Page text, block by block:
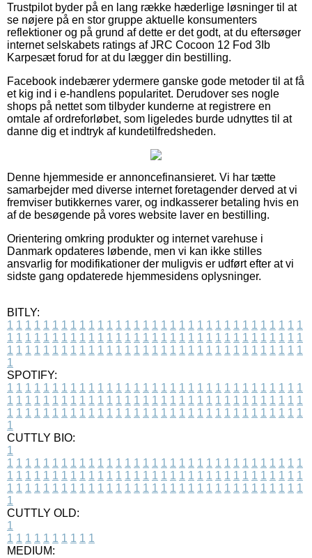
Trustpilot byder på en lang række hæderlige løsninger til at
se nøjere på en stor gruppe aktuelle konsumenters
reflektioner og på grund af dette er det godt, at du eftersøger
internet selskabets ratings af JRC Cocoon 12 Fod 3Ib
Karpesæt forud for at du lægger din bestilling.
Facebook indebærer ydermere ganske gode metoder til at få
et kig ind i e-handlens popularitet. Derudover ses nogle
shops på nettet som tilbyder kunderne at registrere en
omtale af ordreforløbet, som ligeledes burde udnyttes til at
danne dig et indtryk af kundetilfredsheden.
Denne hjemmeside er annoncefinansieret. Vi har tætte
samarbejder med diverse internet foretagender derved at vi
fremviser butikkernes varer, og indkasserer betaling hvis en
af de besøgende på vores website laver en bestilling.
Orientering omkring produkter og internet varehuse i
Danmark opdateres løbende, men vi kan ikke stilles
ansvarlig for modifikationer der muligvis er udført efter at vi
sidste gang opdaterede hjemmesidens oplysninger.
BITLY:
1 1 1 1 1 1 1 1 1 1 1 1 1 1 1 1 1 1 1 1 1 1 1 1 1 1 1 1 1 1 1 1 1
1 1 1 1 1 1 1 1 1 1 1 1 1 1 1 1 1 1 1 1 1 1 1 1 1 1 1 1 1 1 1 1 1
1 1 1 1 1 1 1 1 1 1 1 1 1 1 1 1 1 1 1 1 1 1 1 1 1 1 1 1 1 1 1 1 1
1
SPOTIFY:
1 1 1 1 1 1 1 1 1 1 1 1 1 1 1 1 1 1 1 1 1 1 1 1 1 1 1 1 1 1 1 1 1
1 1 1 1 1 1 1 1 1 1 1 1 1 1 1 1 1 1 1 1 1 1 1 1 1 1 1 1 1 1 1 1 1
1 1 1 1 1 1 1 1 1 1 1 1 1 1 1 1 1 1 1 1 1 1 1 1 1 1 1 1 1 1 1 1 1
1
CUTTLY BIO:
1
1 1 1 1 1 1 1 1 1 1 1 1 1 1 1 1 1 1 1 1 1 1 1 1 1 1 1 1 1 1 1 1 1
1 1 1 1 1 1 1 1 1 1 1 1 1 1 1 1 1 1 1 1 1 1 1 1 1 1 1 1 1 1 1 1 1
1 1 1 1 1 1 1 1 1 1 1 1 1 1 1 1 1 1 1 1 1 1 1 1 1 1 1 1 1 1 1 1 1
1
CUTTLY OLD:
1
1 1 1 1 1 1 1 1 1 1
MEDIUM: